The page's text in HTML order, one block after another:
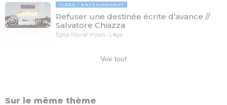
117:36
VIDÉO ENSEIGNEMENT
Refuser une destinée écrite d’avance //
Salvatore Chiazza
Eglise Nouvel Impact - Liège
Voir tout
Sur le même thème